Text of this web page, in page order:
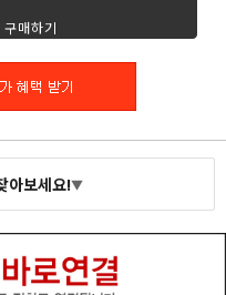
구매하기
아보세요!▼